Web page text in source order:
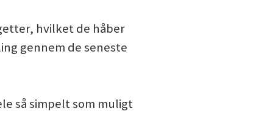
hvilket de håber
gennem de seneste
så simpelt som muligt